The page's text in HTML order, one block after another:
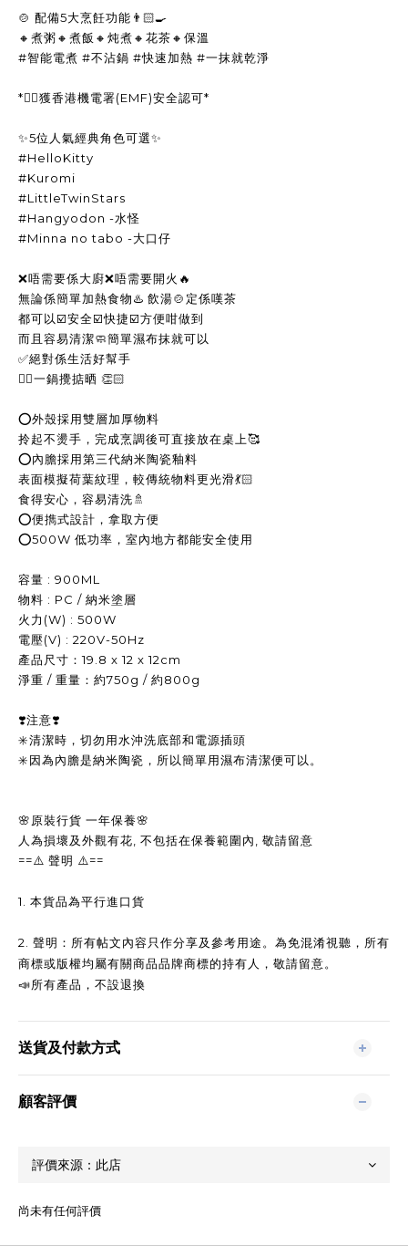
🍲 配備5大烹飪功能👨🏻‍🍳
🔸煮粥🔸煮飯🔸炖煮🔸花茶🔸保溫
#智能電煮 #不沾鍋 #快速加熱 #一抹就乾淨
*👍🏻獲香港機電署(EMF)安全認可*
✨5位人氣經典角色可選✨
#HelloKitty
#Kuromi
#LittleTwinStars
#Hangyodon -水怪
#Minna no tabo -大口仔
❌唔需要係大廚❌唔需要開火🔥
無論係簡單加熱食物♨️ 飲湯🍲定係嘆茶
都可以☑️安全☑️快捷☑️方便咁做到
而且容易清潔🧼簡單濕布抹就可以
✅絕對係生活好幫手
👍🏻一鍋攪掂晒 👏🏻
⭕️外殼採用雙層加厚物料
拎起不燙手，完成烹調後可直接放在桌上🥰
⭕️內膽採用第三代納米陶瓷釉料
表面模擬荷葉紋理，較傳統物料更光滑💃🏻
食得安心，容易清洗🚿
⭕️便擕式設計，拿取方便
⭕️500W 低功率，室內地方都能安全使用
容量 : 900ML
物料 : PC / 納米塗層
火力(W) : 500W
電壓(V) : 220V-50Hz
產品尺寸：19.8 x 12 x 12cm
淨重 / 重量：約750g / 約800g
❣️注意❣️
✳️清潔時，切勿用水沖洗底部和電源插頭
✳️因為內膽是納米陶瓷，所以簡單用濕布清潔便可以。
🌸原裝行貨 一年保養🌸
人為損壞及外觀有花, 不包括在保養範圍內, 敬請留意
==⚠️ 聲明 ⚠️==
1. 本貨品為平行進口貨
2. 聲明：所有帖文內容只作分享及參考用途。為免混淆視聽，所有
商標或版權均屬有關商品品牌商標的持有人，敬請留意。
📣所有產品，不設退換
送貨及付款方式
顧客評價
尚未有任何評價